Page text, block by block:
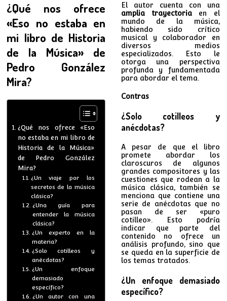
¿Qué nos ofrece
«Eso no estaba en
mi libro de Historia
de la Música» de
Pedro González
Mira?
¿Qué nos ofrece «Eso
no estaba en mi libro de
Historia de la Música»
de Pedro González
Mira?
¿Un viaje por los
secretos de la música
clásica?
¿Una guía para
entender la música
clásica?
¿Un experto en la
materia?
¿Solo cotilleos y
anécdotas?
¿Un enfoque
demasiado
específico?
¿Un autor con una
El autor cuenta con una
amplia trayectoriaen el
mundo de la música,
habiendo sido crítico
musical y colaborador en
diversos medios
especializados. Esto le
otorga una perspectiva
profunda y fundamentada
para abordar el tema.
Contras
¿Solo cotilleos y
anécdotas?
A pesar de que el libro
promete abordar los
claroscuros de algunos
grandes compositores y las
cuestiones que rodean a la
música clásica, también se
menciona que contiene una
serie de anécdotas que no
pasan de ser «puro
cotilleo». Esto podría
indicar que parte del
contenido no ofrece un
análisis profundo, sino que
se queda en la superficie de
los temas tratados.
¿Un enfoque demasiado
específico?